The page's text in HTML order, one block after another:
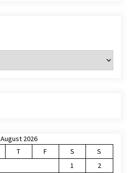
August 2026
T F S
S
1
2